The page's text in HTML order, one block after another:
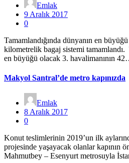
Emlak
9 Aralık 2017
0
Tamamlandığında dünyanın en
kilometrelik bagaj sistemi tamamlandı.
en büyüğü olacak 3. havalimanının
Makyol Santral’de metro kapınızda
Emlak
8 Aralık 2017
0
Konut teslimlerinin 2019’un ilk
projesinde yaşayacak olanlar kapının
Mahmutbey – Esenyurt metrosuyla